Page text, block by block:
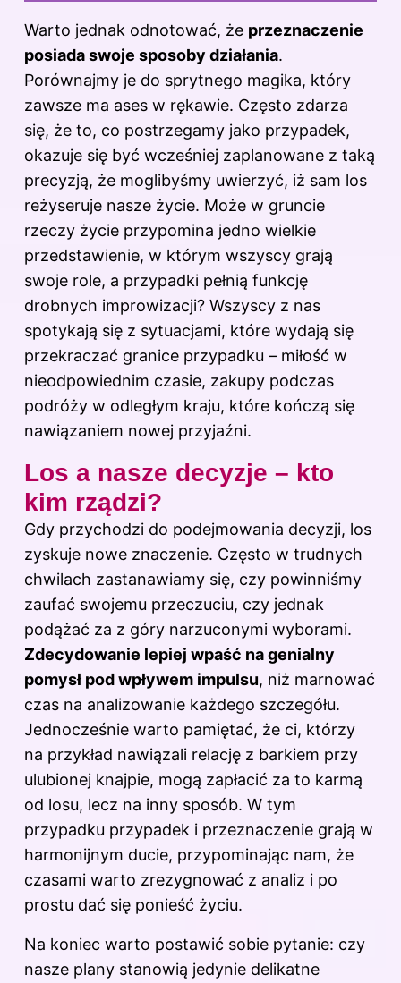
Warto jednak odnotować, że przeznaczenie
posiada swoje sposoby działania.
Porównajmy je do sprytnego magika, który
zawsze ma ases w rękawie. Często zdarza
się, że to, co postrzegamy jako przypadek,
okazuje się być wcześniej zaplanowane z taką
precyzją, że moglibyśmy uwierzyć, iż sam los
reżyseruje nasze życie. Może w gruncie
rzeczy życie przypomina jedno wielkie
przedstawienie, w którym wszyscy grają
swoje role, a przypadki pełnią funkcję
drobnych improwizacji? Wszyscy z nas
spotykają się z sytuacjami, które wydają się
przekraczać granice przypadku – miłość w
nieodpowiednim czasie, zakupy podczas
podróży w odległym kraju, które kończą się
nawiązaniem nowej przyjaźni.
Los a nasze decyzje – kto
kim rządzi?
Gdy przychodzi do podejmowania decyzji, los
zyskuje nowe znaczenie. Często w trudnych
chwilach zastanawiamy się, czy powinniśmy
zaufać swojemu przeczuciu, czy jednak
podążać za z góry narzuconymi wyborami.
Zdecydowanie lepiej wpaść na genialny
pomysł pod wpływem impulsu, niż marnować
czas na analizowanie każdego szczegółu.
Jednocześnie warto pamiętać, że ci, którzy
na przykład nawiązali relację z barkiem przy
ulubionej knajpie, mogą zapłacić za to karmą
od losu, lecz na inny sposób. W tym
przypadku przypadek i przeznaczenie grają w
harmonijnym ducie, przypominając nam, że
czasami warto zrezygnować z analiz i po
prostu dać się ponieść życiu.
Na koniec warto postawić sobie pytanie: czy
nasze plany stanowią jedynie delikatne